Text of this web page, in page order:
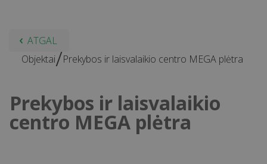
ATGAL
objektai
Prekybos ir laisvalaikio centro MEGA plėtra
Prekybos ir laisvalaikio
centro MEGA plėtra